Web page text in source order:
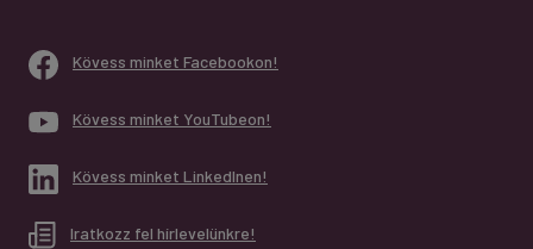
Kövess minket Facebookon!
Kövess minket YouTubeon!
Kövess minket LinkedInen!
Iratkozz fel hírlevelünkre!